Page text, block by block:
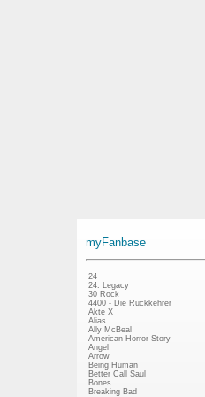
myFanbase
24
24: Legacy
30 Rock
4400 - Die Rückkehrer
Akte X
Alias
Ally McBeal
American Horror Story
Angel
Arrow
Being Human
Better Call Saul
Bones
Breaking Bad